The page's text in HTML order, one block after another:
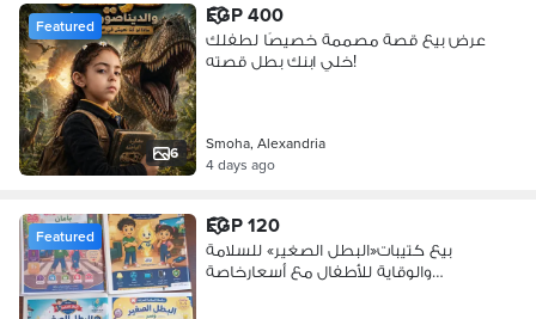
6
Featured EGP 400
عرض بيع قصة مصممة خصيصًا لطفلك
خلي ابنك بطل قصته!
Smoha, Alexandria
4 days ago
Featured EGP 120
بيع كتيبات«البطل الصغير» للسلامة
والوقاية للأطفال مع أسعارخاصة